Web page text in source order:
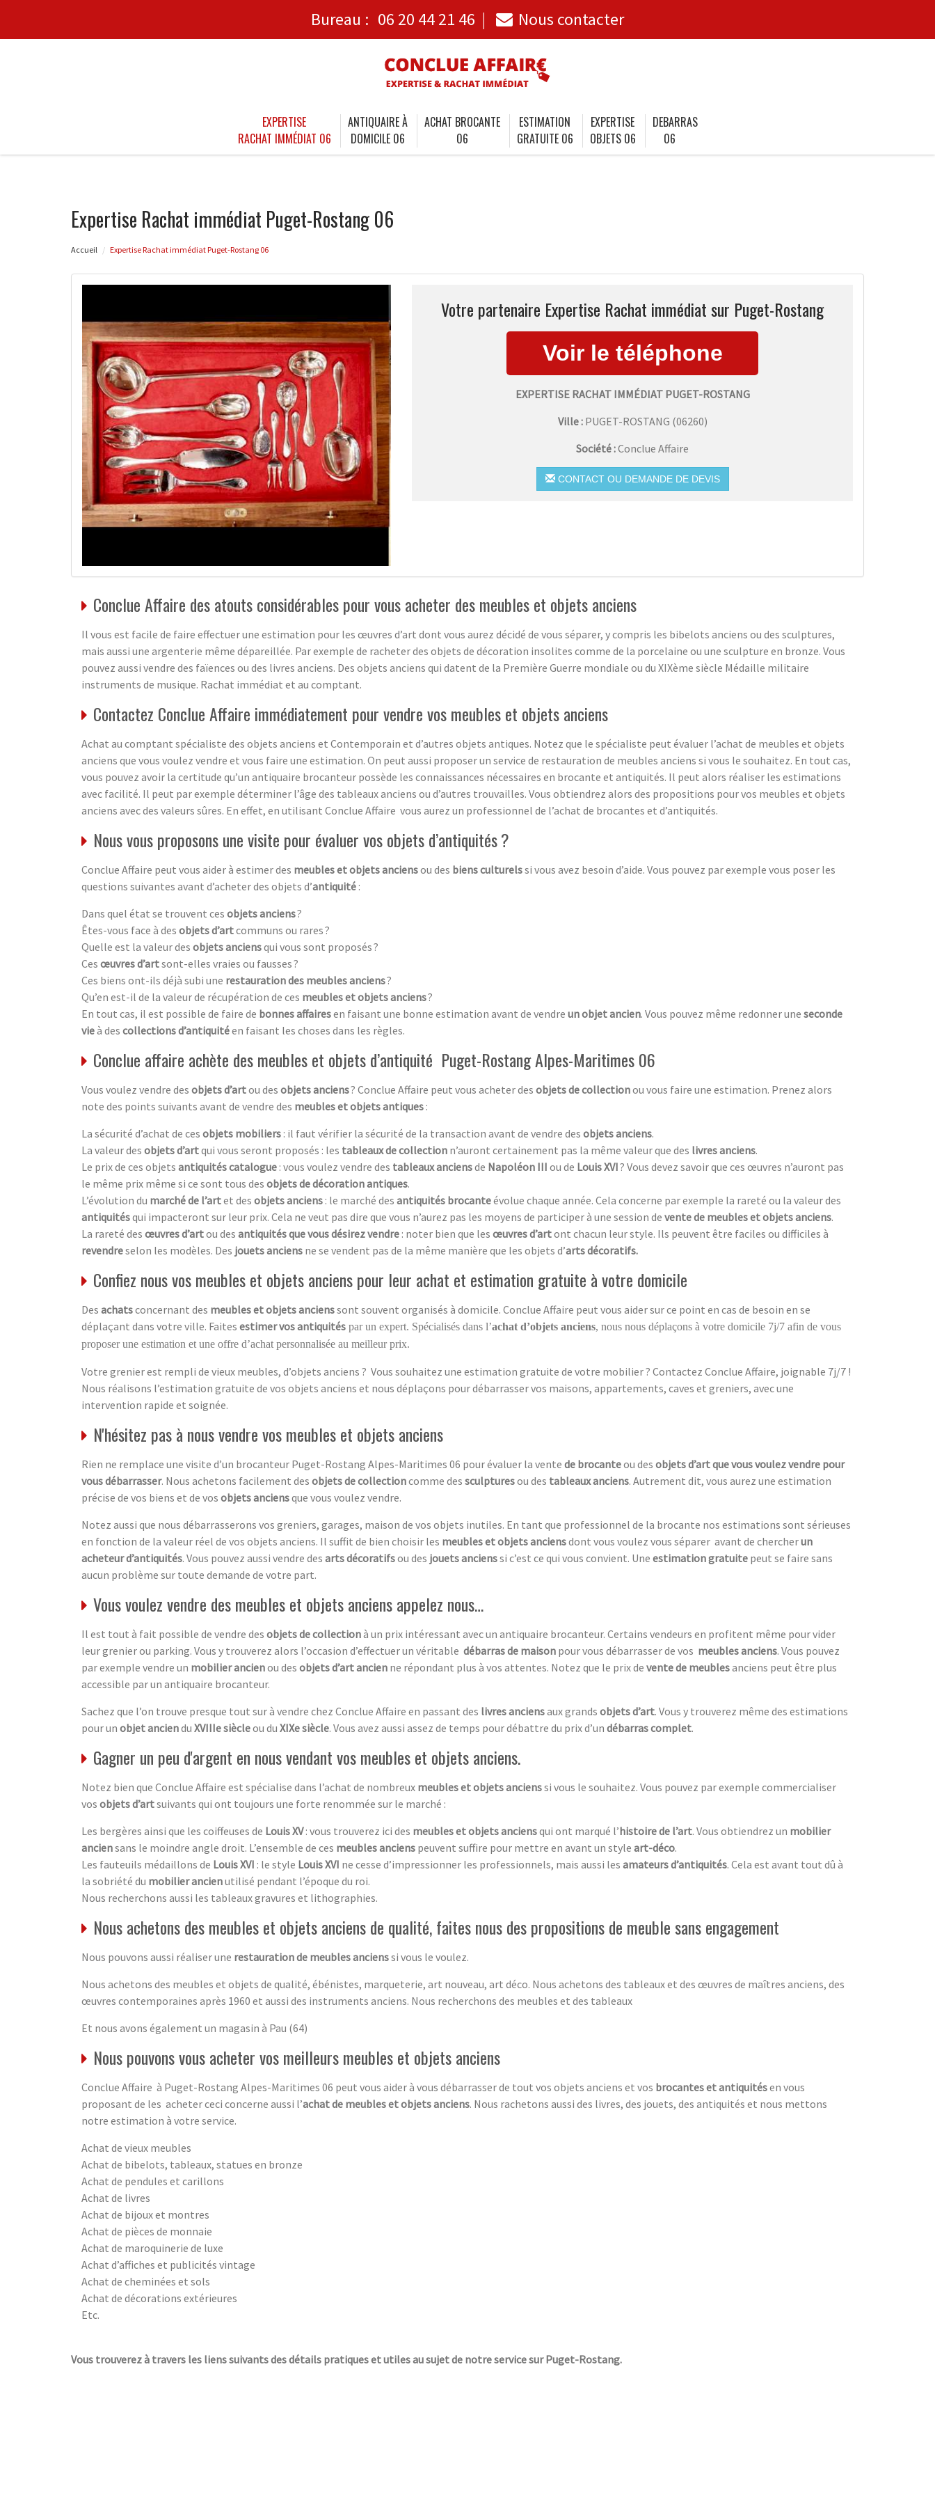
Bureau : 06 20 44 21 46 Nous contacter
EXPERTISE
RACHAT IMMÉDIAT 06
ANTIQUAIRE À
DOMICILE 06
ACHAT BROCANTE
06
ESTIMATION
GRATUITE 06
EXPERTISE
OBJETS 06
DEBARRAS
06
Expertise Rachat immédiat Puget-Rostang 06
Accueil Expertise Rachat immédiat Puget-Rostang 06
Votre partenaire Expertise Rachat immédiat sur Puget-Rostang
EXPERTISE RACHAT IMMÉDIAT PUGET-ROSTANG
Ville : PUGET-ROSTANG (06260)
Société :Conclue Affaire
CONTACT OU DEMANDE DE DEVIS
Conclue Affaire des atouts considérables pour vous acheter des meubles et objets anciens
Il vous est facile de faire effectuer une estimation pour les œuvres d’art dont vous aurez décidé de vous séparer, y compris les bibelots anciens ou des sculptures,
mais aussi une argenterie même dépareillée. Par exemple de racheter des objets de décoration insolites comme de la porcelaine ou une sculpture en bronze. Vous
pouvez aussi vendre des faïences ou des livres anciens. Des objets anciens qui datent de la Première Guerre mondiale ou du XIXème siècle Médaille militaire
instruments de musique. Rachat immédiat et au comptant.
Contactez Conclue Affaire immédiatement pour vendre vos meubles et objets anciens
Achat au comptant spécialiste des objets anciens et Contemporain et d’autres objets antiques. Notez que le spécialiste peut évaluer l’achat de meubles et objets
anciens que vous voulez vendre et vous faire une estimation. On peut aussi proposer un service de restauration de meubles anciens si vous le souhaitez. En tout cas,
vous pouvez avoir la certitude qu’un antiquaire brocanteur possède les connaissances nécessaires en brocante et antiquités. Il peut alors réaliser les estimations
avec facilité. Il peut par exemple déterminer l’âge des tableaux anciens ou d’autres trouvailles. Vous obtiendrez alors des propositions pour vos meubles et objets
anciens avec des valeurs sûres. En effet, en utilisant Conclue Affaire vous aurez un professionnel de l’achat de brocantes et d’antiquités.
Nous vous proposons une visite pour évaluer vos objets d’antiquités ?
Conclue Affaire peut vous aider à estimer des meubles et objets anciensou des biens culturelssi vous avez besoin d’aide. Vous pouvez par exemple vous poser les
questions suivantes avant d’acheter des objets d’antiquité :
Dans quel état se trouvent ces objets anciens?
Êtes-vous face à des objets d’artcommuns ou rares ?
Quelle est la valeur des objets anciensqui vous sont proposés ?
Ces œuvres d’artsont-elles vraies ou fausses ?
Ces biens ont-ils déjà subi une restauration des meubles anciens?
Qu’en est-il de la valeur de récupération de ces meubles et objets anciens?
En tout cas, il est possible de faire de bonnes affairesen faisant une bonne estimation avant de vendre un objet ancien. Vous pouvez même redonner une seconde
vieà des collections d’antiquitéen faisant les choses dans les règles.
Conclue affaire achète des meubles et objets d’antiquité Puget-Rostang Alpes-Maritimes 06
Vous voulez vendre des objets d’artou des objets anciens? Conclue Affaire peut vous acheter des objets de collectionou vous faire une estimation. Prenez alors
note des points suivants avant de vendre des meubles et objets antiques :
La sécurité d’achat de ces objets mobiliers : il faut vérifier la sécurité de la transaction avant de vendre des objets anciens.
La valeur des objets d’artqui vous seront proposés : les tableaux de collection n’auront certainement pas la même valeur que des livres anciens.
Le prix de ces objets antiquités catalogue : vous voulez vendre des tableaux anciensde Napoléon III ou de Louis XVI? Vous devez savoir que ces œuvres n’auront pas
le même prix même si ce sont tous des objets de décoration antiques.
L’évolution du marché de l’artet des objets anciens : le marché des antiquités brocanteévolue chaque année. Cela concerne par exemple la rareté ou la valeur des
antiquitésqui impacteront sur leur prix. Cela ne veut pas dire que vous n’aurez pas les moyens de participer à une session de vente de meubles et objets anciens.
La rareté des œuvres d’artou des antiquités que vous désirez vendre : noter bien que les œuvres d’artont chacun leur style. Ils peuvent être faciles ou difficiles à
revendreselon les modèles. Des jouets anciens ne se vendent pas de la même manière que les objets d’arts décoratifs.
Confiez nous vos meubles et objets anciens pour leur achat et estimation gratuite à votre domicile
Des achatsconcernant des meubles et objets ancienssont souvent organisés à domicile. Conclue Affaire peut vous aider sur ce point en cas de besoin en se
déplaçant dans votre ville. Faites estimer vos antiquités par un expert. Spécialisés dans l’achat d’objets anciens, nous nous déplaçons à votre domicile 7j/7 afin de vous
proposer une estimation et une offre d’achat personnalisée au meilleur prix.
Votre grenier est rempli de vieux meubles, d’objets anciens ? Vous souhaitez une estimation gratuite de votre mobilier ? Contactez Conclue Affaire, joignable 7j/7 !
Nous réalisons l’estimation gratuite de vos objets anciens et nous déplaçons pour débarrasser vos maisons, appartements, caves et greniers, avec une
intervention rapide et soignée.
N'hésitez pas à nous vendre vos meubles et objets anciens
Rien ne remplace une visite d’un brocanteur Puget-Rostang Alpes-Maritimes 06 pour évaluer la vente de brocanteou des objets d’art que vous voulez vendre pour
vous débarrasser. Nous achetons facilement des objets de collectioncomme des sculpturesou des tableaux anciens. Autrement dit, vous aurez une estimation
précise de vos biens et de vos objets anciensque vous voulez vendre.
Notez aussi que nous débarrasserons vos greniers, garages, maison de vos objets inutiles. En tant que professionnel de la brocante nos estimations sont sérieuses
en fonction de la valeur réel de vos objets anciens. Il suffit de bien choisir les meubles et objets anciensdont vous voulez vous séparer avant de chercherun
acheteur d’antiquités. Vous pouvez aussi vendre des arts décoratifsou des jouets ancienssi c’est ce qui vous convient. Une estimation gratuite peut se faire sans
aucun problème sur toute demande de votre part.
Vous voulez vendre des meubles et objets anciens appelez nous…
Il est tout à fait possible de vendre des objets de collectionà un prix intéressant avec un antiquaire brocanteur. Certains vendeurs en profitent même pour vider
leur grenier ou parking. Vous y trouverez alors l’occasion d’effectuer un véritable débarras de maison pour vous débarrasser de vos meubles anciens. Vous pouvez
par exemple vendre un mobilier ancienou des objets d’art ancien ne répondant plus à vos attentes. Notez que le prix de vente de meublesanciens peut être plus
accessible par un antiquaire brocanteur.
Sachez que l’on trouve presque tout sur à vendre chez Conclue Affaire en passant des livres anciensaux grands objets d’art. Vous y trouverez même des estimations
pour un objet anciendu XVIIIe siècleou du XIXe siècle. Vous avez aussi assez de temps pour débattre du prix d’un débarras complet.
Gagner un peu d'argent en nous vendant vos meubles et objets anciens.
Notez bien que Conclue Affaire est spécialise dans l’achat de nombreux meubles et objets ancienssi vous le souhaitez. Vous pouvez par exemple commercialiser
vos objets d’artsuivants qui ont toujours une forte renommée sur le marché :
Les bergères ainsi que les coiffeuses de Louis XV: vous trouverez ici des meubles et objets anciensqui ont marqué l’histoire de l’art. Vous obtiendrez un mobilier
anciensans le moindre angle droit. L’ensemble de ces meubles anciens peuvent suffire pour mettre en avant un style art-déco.
Les fauteuils médaillons de Louis XVI : le style Louis XVI ne cesse d’impressionner les professionnels, mais aussi les amateurs d’antiquités. Cela est avant tout dû à
la sobriété du mobilier ancienutilisé pendant l’époque du roi.
Nous recherchons aussi les tableaux gravures et lithographies.
Nous achetons des meubles et objets anciens de qualité, faites nous des propositions de meuble sans engagement
Nous pouvons aussi réaliser une restauration de meubles ancienssi vous le voulez.
Nous achetons des meubles et objets de qualité, ébénistes, marqueterie, art nouveau, art déco. Nous achetons des tableaux et des œuvres de maîtres anciens, des
œuvres contemporaines après 1960 et aussi des instruments anciens. Nous recherchons des meubles et des tableaux
Et nous avons également un magasin à Pau (64)
Nous pouvons vous acheter vos meilleurs meubles et objets anciens
Conclue Affaire à Puget-Rostang Alpes-Maritimes 06 peut vous aider à vous débarrasser de tout vos objets anciens et vos brocantes et antiquitésen vous
proposant de les acheter ceci concerne aussi l’achat de meubles et objets anciens. Nous rachetons aussi des livres, des jouets, des antiquités et nous mettons
notre estimation à votre service.
Achat de vieux meubles
Achat de bibelots, tableaux, statues en bronze
Achat de pendules et carillons
Achat de livres
Achat de bijoux et montres
Achat de pièces de monnaie
Achat de maroquinerie de luxe
Achat d’affiches et publicités vintage
Achat de cheminées et sols
Achat de décorations extérieures
Etc.
Vous trouverez à travers les liens suivants des détails pratiques et utiles au sujet de notre service sur Puget-Rostang.